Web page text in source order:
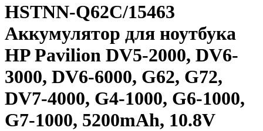
HSTNN-Q62C/15463
Аккумулятор для ноутбука
HP Pavilion DV5-2000, DV6-
3000, DV6-6000, G62, G72,
DV7-4000, G4-1000, G6-1000,
G7-1000, 5200mAh, 10.8V